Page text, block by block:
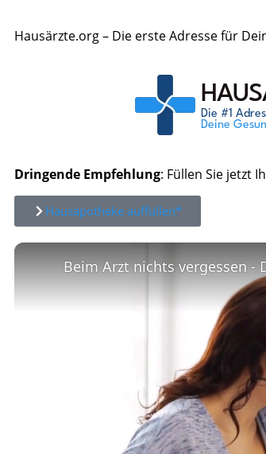
Hausärzte.org – Die erste Adresse für
Dringende Empfehlung: Füllen Sie jetzt
Hausapotheke auffüllen*
Beim Arzt nichts vergessen -